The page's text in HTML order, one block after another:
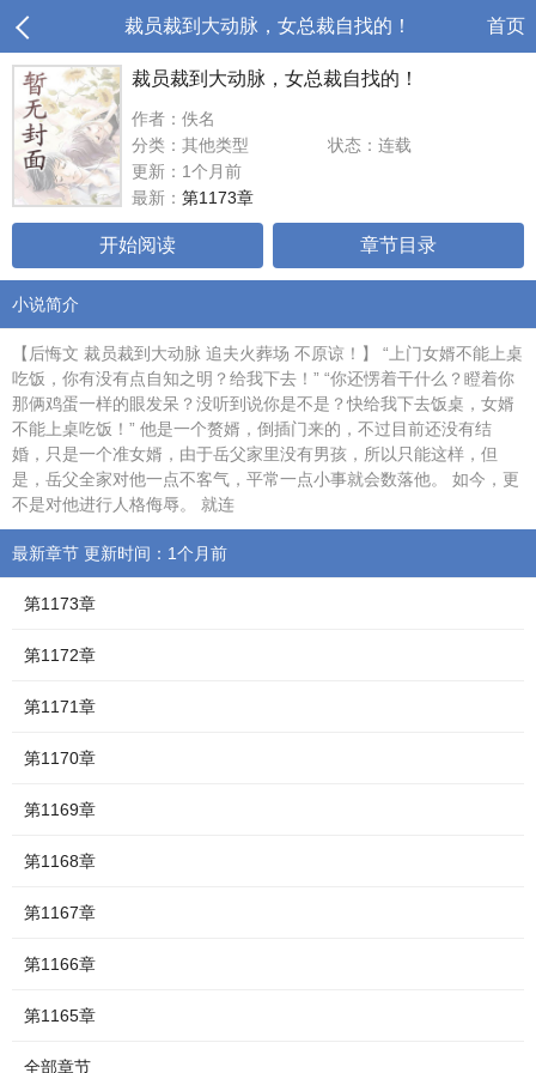
裁员裁到大动脉，女总裁自找的！ 首页
裁员裁到大动脉，女总裁自找的！
作者：佚名
分类：其他类型
状态：连载
更新：1个月前
最新： 第1173章
开始阅读 章节目录
小说简介
【后悔文 裁员裁到大动脉 追夫火葬场 不原谅！】 “上门女婿不能上桌
吃饭，你有没有点自知之明？给我下去！” “你还愣着干什么？瞪着你
那俩鸡蛋一样的眼发呆？没听到说你是不是？快给我下去饭桌，女婿
不能上桌吃饭！” 他是一个赘婿，倒插门来的，不过目前还没有结
婚，只是一个准女婿，由于岳父家里没有男孩，所以只能这样，但
是，岳父全家对他一点不客气，平常一点小事就会数落他。 如今，更
不是对他进行人格侮辱。 就连
最新章节 更新时间：1个月前
第1173章
第1172章
第1171章
第1170章
第1169章
第1168章
第1167章
第1166章
第1165章
全部章节